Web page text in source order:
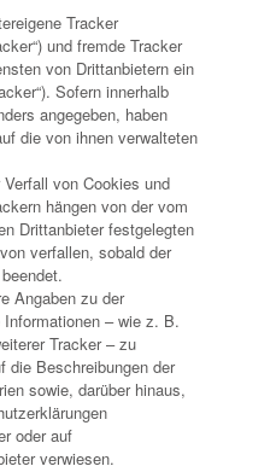
Tracker
und fremde Tracker
von Drittanbietern ein
Sofern innerhalb
angegeben, haben
die von ihnen verwalteten
von Cookies und
hängen von der vom
Drittanbieter festgelegten
verfallen, sobald der
Angaben zu der
– wie z. B.
Tracker – zu
die Beschreibungen der
sowie, darüber hinaus,
oder auf
verwiesen.